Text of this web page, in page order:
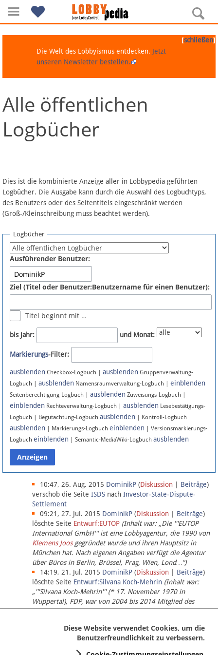
Navigation
Über Lobbypedia
Artikel nach Kategorien
FAQ
Fördermitglied werden
Fehler melden
Newsletter
Bluesky
Facebook
Instagram
Anmelden
Datenschutz
Über Lobbypedia
Impressum
[schließen]
Die Welt des Lobbyismus entdecken. Jetzt
unseren Newsletter bestellen.
Alle öffentlichen
Logbücher
Dies ist die kombinierte Anzeige aller in Lobbypedia geführten
Logbücher. Die Ausgabe kann durch die Auswahl des Logbuchtyps,
des Benutzers oder des Seitentitels eingeschränkt werden
(Groß-/Kleinschreibung muss beachtet werden).
Logbücher
Ausführender Benutzer:
Ziel (Titel oder Benutzer:Benutzername für einen Benutzer):
Titel beginnt mit …
bis Jahr: und Monat:
Markierungs-Filter:
ausblenden Checkbox-Logbuch | ausblenden Gruppenverwaltung-
Logbuch | ausblenden Namensraumverwaltung-Logbuch | einblenden
Seitenberechtigung-Logbuch | ausblenden Zuweisungs-Logbuch |
einblenden Rechteverwaltung-Logbuch | ausblenden Lesebestätigungs-
Logbuch | Begutachtung-Logbuch ausblenden | Kontroll-Logbuch
ausblenden | Markierungs-Logbuch einblenden | Versionsmarkierungs-
Logbuch einblenden | Semantic-MediaWiki-Logbuch ausblenden
10:47, 26. Aug. 2015 DominikP (Diskussion Beiträge)
verschob die Seite ISDS nach Investor-State-Dispute-
Settlement
09:21, 27. Jul. 2015 DominikP (Diskussion Beiträge)
löschte Seite Entwurf:EUTOP (Inhalt war: „Die '''EUTOP
International GmbH''' ist eine Lobbyagentur, die 1990 von
Klemens Joosgegründet wurde und ihren Hauptsitz in
München hat. Nach eigenen Angaben verfügt die Agentur
über Büros in Berlin, Brüssel, Prag, Wien, Lond…“)
14:19, 21. Jul. 2015 DominikP (Diskussion Beiträge)
löschte Seite Entwurf:Silvana Koch-Mehrin (Inhalt war:
„'''Silvana Koch-Mehrin''' (* 17. November 1970 in
Wuppertal), FDP, war von 2004 bis 2014 Mitglied des
Europäischen Parlaments, seit November 2014 ist sie für
Diese Website verwendet Cookies, um die
Benutzerfreundlichkeit zu verbessern.